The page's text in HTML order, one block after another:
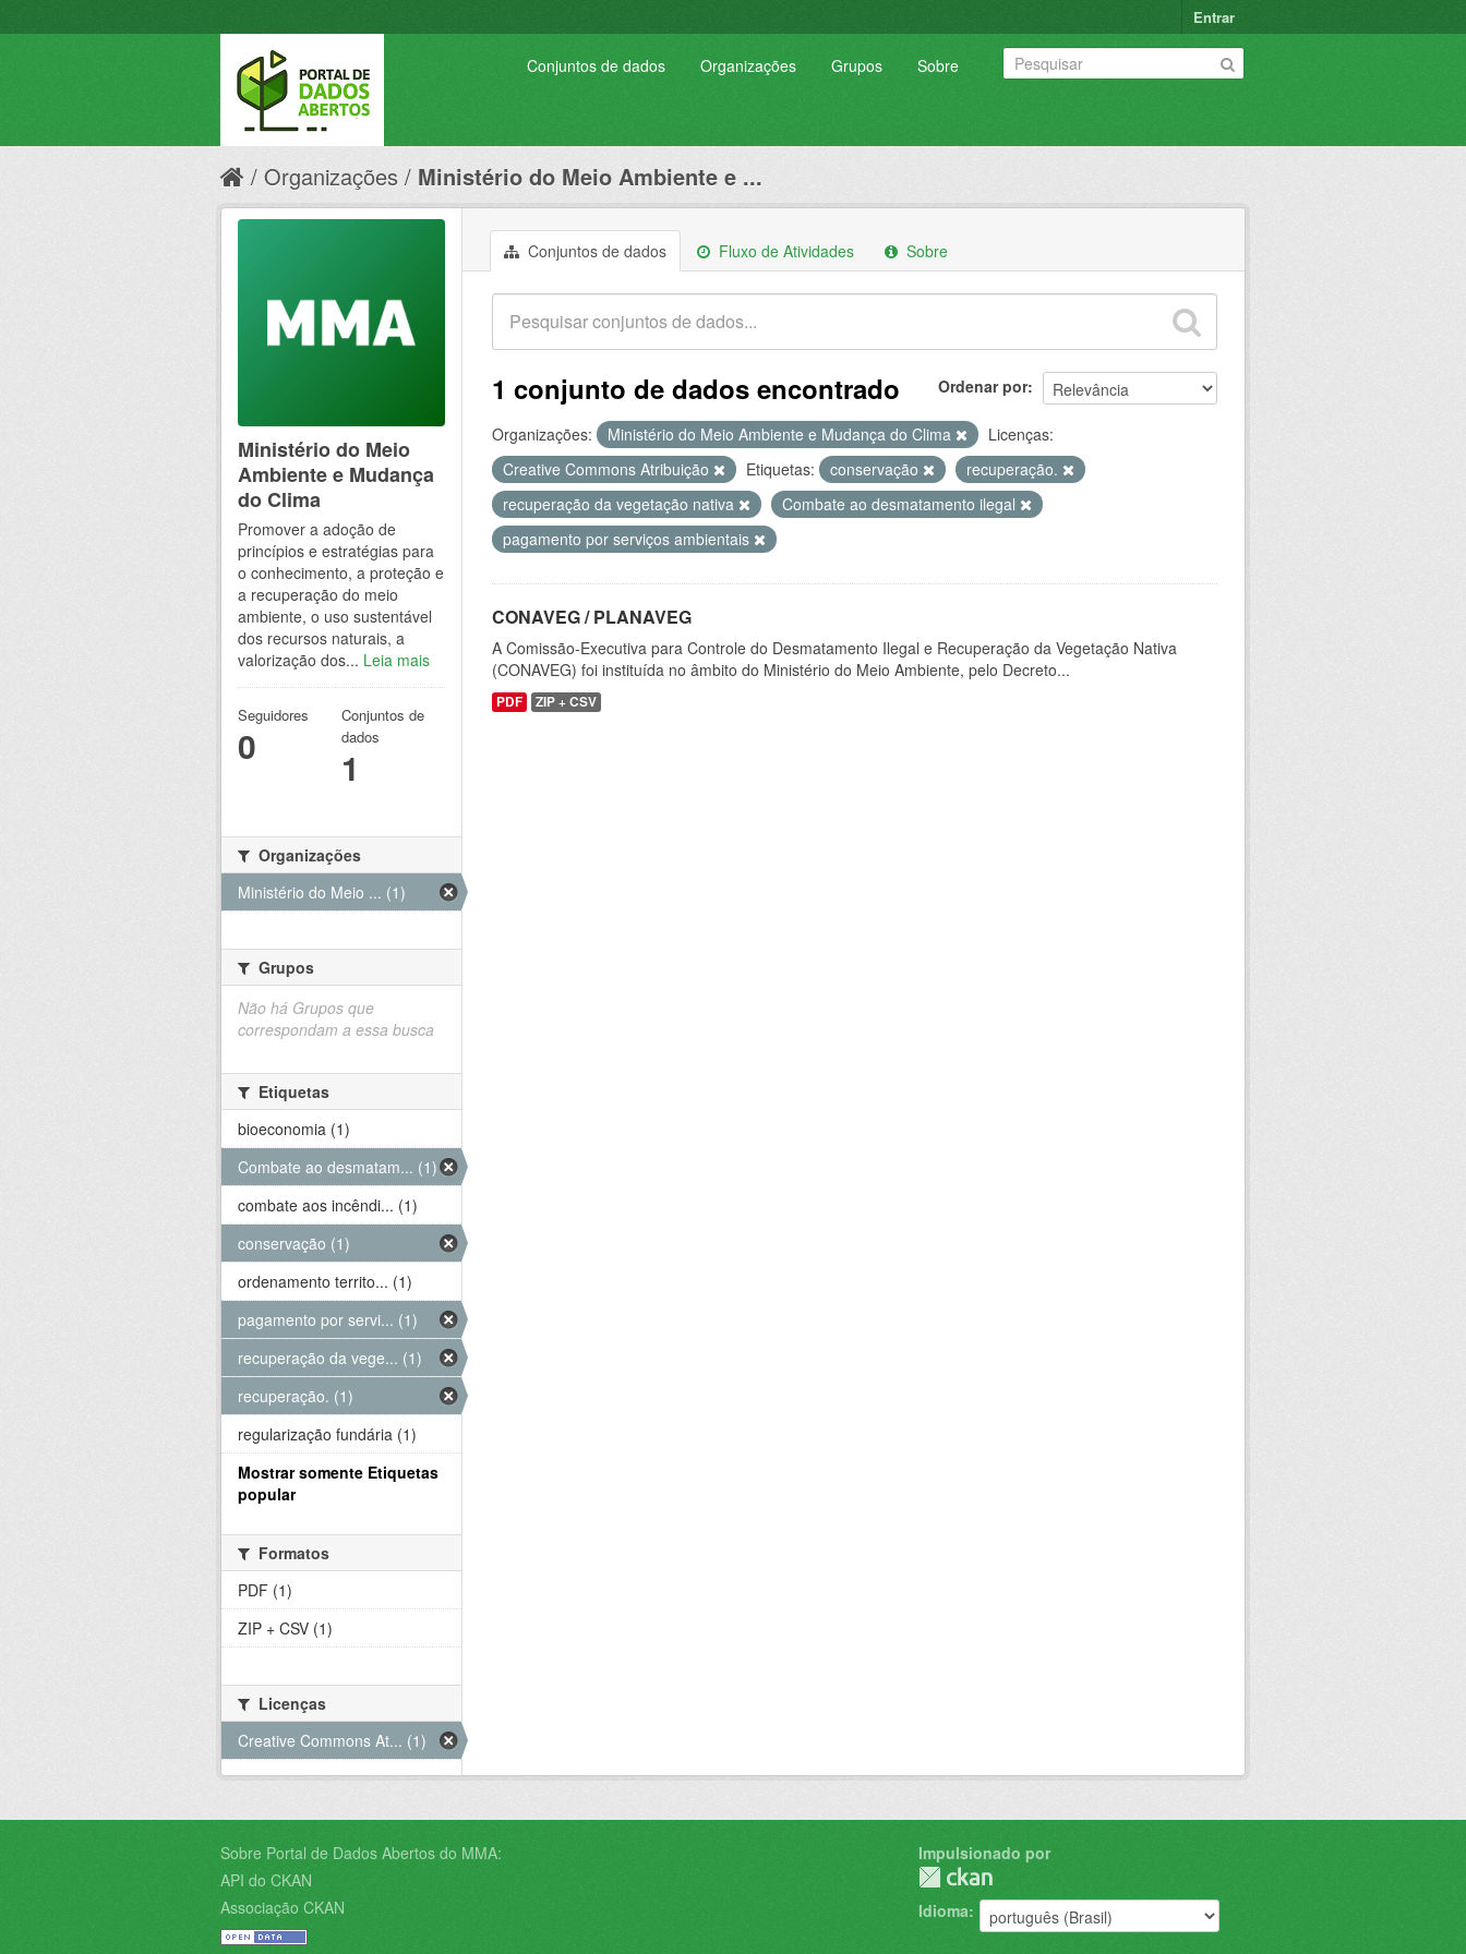
Entrar
Conjuntos de dados Organizações Grupos Sobre
Organizações Ministério do Meio Ambiente e ...
Conjuntos de dados Fluxo de Atividades Sobre
Ordenar por
1 conjunto de dados encontrado
Organizações: Ministério do Meio Ambiente e Mudança do Clima
Licenças:
Creative Commons Atribuição
Etiquetas: conservação
recuperação.
recuperação da vegetação nativa
Combate ao desmatamento ilegal
pagamento por serviços ambientais
CONAVEG / PLANAVEG
A Comissão-Executiva para Controle do Desmatamento Ilegal e Recuperação da Vegetação Nativa
(CONAVEG) foi instituída no âmbito do Ministério do Meio Ambiente, pelo Decreto...
PDF ZIP + CSV
Ministério do Meio
Ambiente e Mudança
do Clima
Promover a adoção de
princípios e estratégias para
o conhecimento, a proteção e
a recuperação do meio
ambiente, o uso sustentável
dos recursos naturais, a
valorização dos... Leia mais
Seguidores
0
Conjuntos de
dados
1
Organizações
Ministério do Meio ... (1)
Grupos
Não há Grupos que
correspondam a essa busca
Etiquetas
bioeconomia (1)
Combate ao desmatam... (1)
combate aos incêndi... (1)
conservação (1)
ordenamento territo... (1)
pagamento por servi... (1)
recuperação da vege... (1)
recuperação. (1)
regularização fundária (1)
Mostrar somente Etiquetas
popular
Formatos
PDF (1)
ZIP + CSV (1)
Licenças
Creative Commons At... (1)
Sobre Portal de Dados Abertos do MMA:
API do CKAN
Associação CKAN
Impulsionado por
Idioma